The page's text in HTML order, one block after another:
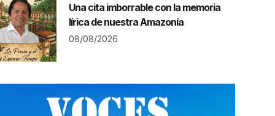
Una cita imborrable con la memoria
lírica de nuestra Amazonía
08/08/2026